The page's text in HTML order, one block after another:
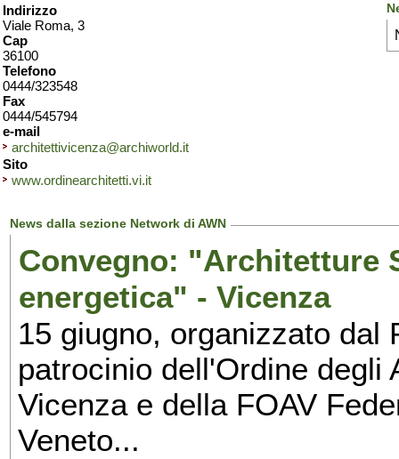
Indirizzo
Viale Roma, 3
Cap
36100
Telefono
0444/323548
Fax
0444/545794
e-mail
architettivicenza@archiworld.it
Sito
www.ordinearchitetti.vi.it
News dalla sezione Network di AWN
Convegno: "Architetture
energetica" - Vicenza
15 giugno, organizzato dal
patrocinio dell'Ordine degli
Vicenza e della FOAV
Veneto...